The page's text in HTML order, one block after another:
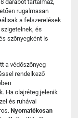
darabot tartalmaz,
rugalmasan
a felszerelések
és
szőnyegként is
a védőszőnyeg
rendelkező
Ha olajréteg jelenik
és ruhával
Nyomatékosan